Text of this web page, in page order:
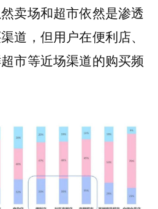
卖场和超市依然是渗透
道，但用户在便利店、
市等近场渠道的购买频